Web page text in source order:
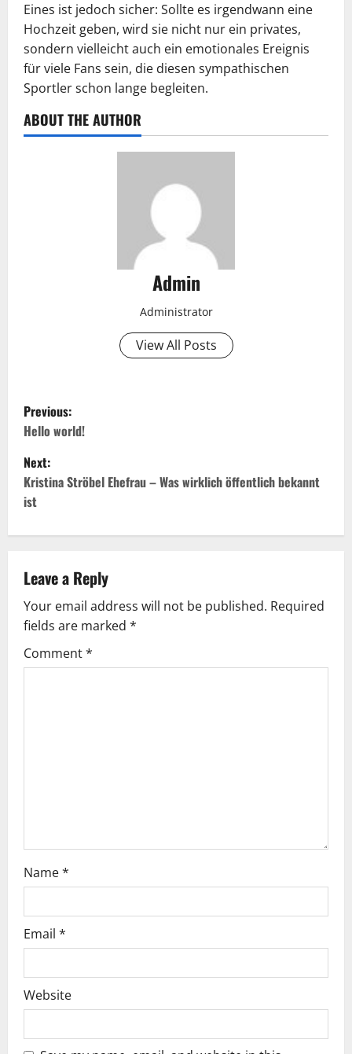
Eines ist jedoch sicher: Sollte es irgendwann eine
Hochzeit geben, wird sie nicht nur ein privates,
sondern vielleicht auch ein emotionales Ereignis
für viele Fans sein, die diesen sympathischen
Sportler schon lange begleiten.
ABOUT THE AUTHOR
Admin
Administrator
View All Posts
P
o
s
t
n
a
v
i
g
Previous:
Hello world!
Next:
Kristina Ströbel Ehefrau – Was wirklich öffentlich bekannt
ist
Leave a Reply
Your email address will not be published. Required
fields are marked *
Comment*
Name*
Email *
Website